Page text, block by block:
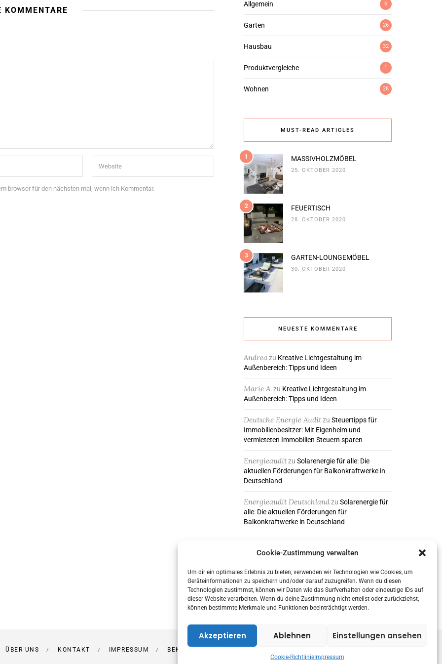
Cookie-Zustimmung verwalten
Um dir ein optimales Erlebnis zu bieten, verwenden wir Technologien wie Cookies, um
Geräteinformationen zu speichern und/oder darauf zuzugreifen. Wenn du diesen
Technologien zustimmst, können wir Daten wie das Surfverhalten oder eindeutige IDs auf
dieser Website verarbeiten. Wenn du deine Zustimmung nicht erteilst oder zurückziehst,
können bestimmte Merkmale und Funktionen beeinträchtigt werden.
Akzeptieren Ablehnen Einstellungen ansehen
Cookie-RichtlinieImpressum
KOMMENTARE
browser für den nächsten mal, wenn ich Kommentar.
Allgemein 6
Garten 26
Hausbau 32
Produktvergleiche 1
Wohnen 28
MUST-READ ARTICLES
1 MASSIVHOLZMÖBEL
25. OKTOBER 2020
2 FEUERTISCH
28. OKTOBER 2020
3 GARTEN-LOUNGEMÖBEL
30. OKTOBER 2020
NEUESTE KOMMENTARE
Andreazu Kreative Lichtgestaltung im
Außenbereich: Tipps und Ideen
Marie A.zu Kreative Lichtgestaltung im
Außenbereich: Tipps und Ideen
Deutsche Energie Auditzu Steuertipps für
Immobilienbesitzer: Mit Eigenheim und
vermieteten Immobilien Steuern sparen
Energieauditzu Solarenergie für alle: Die
aktuellen Förderungen für Balkonkraftwerke in
Deutschland
Energieaudit Deutschlandzu Solarenergie für
alle: Die aktuellen Förderungen für
Balkonkraftwerke in Deutschland
ÜBER UNS KONTAKT IMPRESSUM BEKANNT AUS